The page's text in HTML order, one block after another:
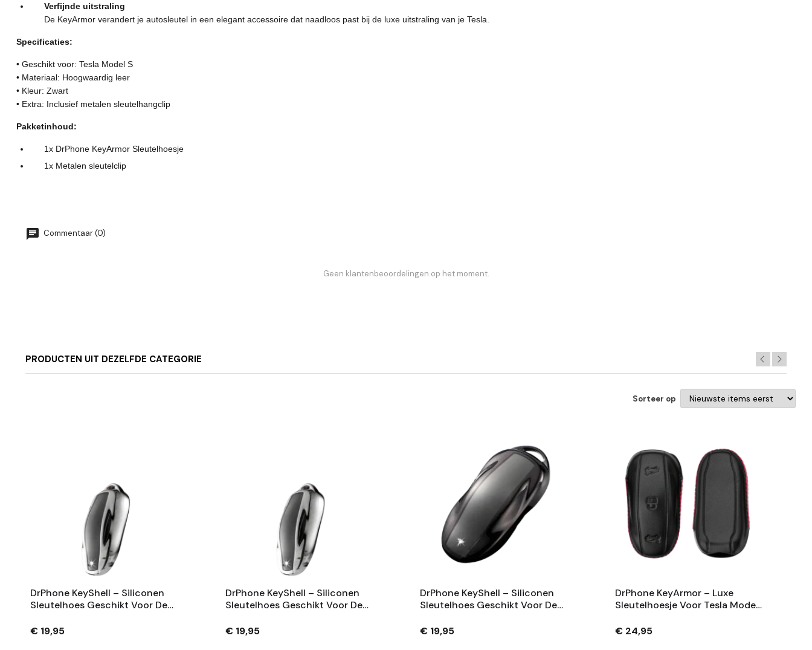
Verfijnde uitstraling
De KeyArmor verandert je autosleutel in een elegant accessoire dat naadloos past bij de luxe uitstraling van je Tesla.
Specificaties:
• Geschikt voor: Tesla Model S
• Materiaal: Hoogwaardig leer
• Kleur: Zwart
• Extra: Inclusief metalen sleutelhangclip
Pakketinhoud:
1x DrPhone KeyArmor Sleutelhoesje
1x Metalen sleutelclip
Commentaar (0)
Geen klantenbeoordelingen op het moment.
PRODUCTEN UIT DEZELFDE CATEGORIE
Sorteer op
DrPhone KeyShell – Siliconen
Sleutelhoes Geschikt Voor De
Bescherming - Zilver
€ 19,95
DrPhone KeyShell – Siliconen
Sleutelhoes Geschikt Voor De
Bescherming - Zilver
€ 19,95
DrPhone KeyShell – Siliconen
Sleutelhoes Geschikt Voor De
Bescherming - Zwart
€ 19,95
DrPhone KeyArmor – Luxe
Sleutelhoesje Voor Tesla Model
Hoogwaardig Leer
€ 24,95